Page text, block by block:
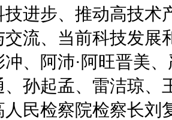
进步、推动高技术
流、当前科技发展
、阿沛·阿旺晋美
孙起孟、雷洁琼、
人民检察院检察长刘